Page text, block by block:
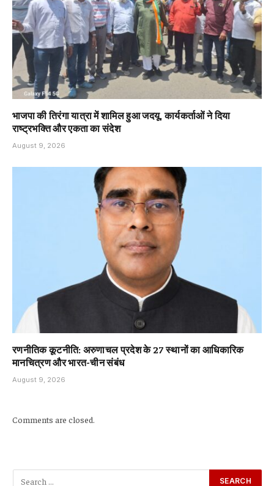
भाजपा की तिरंगा यात्रा में शामिल हुआ जदयू, कार्यकर्ताओं ने दिया
राष्ट्रभक्ति और एकता का संदेश
August 9, 2026
रणनीतिक कूटनीति: अरुणाचल प्रदेश के 27 स्थानों का आधिकारिक
मानचित्रण और भारत-चीन संबंध
August 9, 2026
Comments are closed.